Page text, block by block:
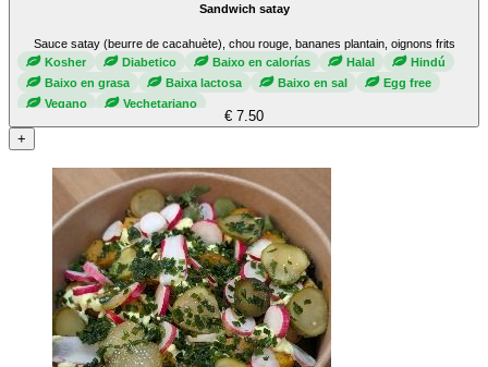
Sandwich satay
Sauce satay (beurre de cacahuète), chou rouge, bananes plantain, oignons frits
Kosher
Diabetico Baixo en calorías Halal
Hindú
Baixo en grasa
Baixa lactosa Baixo en sal
Egg free
Vegano
Vechetariano
€ 7.50
+